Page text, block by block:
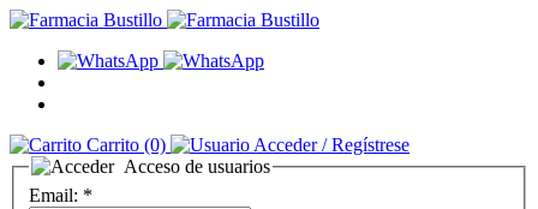
Carrito (0) Acceder / Regístrese
Acceso de usuarios
Email: *